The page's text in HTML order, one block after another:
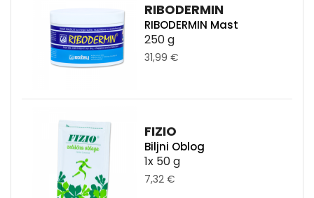
RIBODERMIN
RIBODERMIN Mast
250 g
31,99 €
FIZIO
Biljni Oblog
1x 50 g
7,32 €